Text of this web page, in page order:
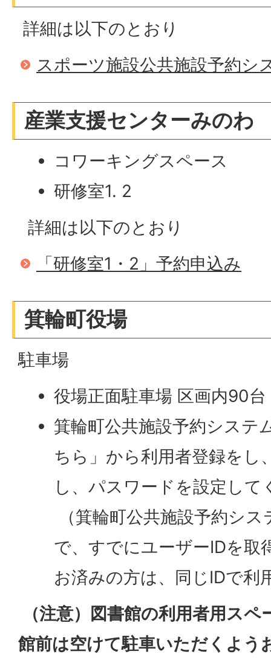
詳細は以下のとおり
スポーツ施設公共施設予約シ
産業支援センターみのわ
コワーキングスペース
研修室1. 2
詳細は以下のとおり
「研修室1・2」予約申込み
箕輪町役場
駐車場
役場正面駐車場 区画内90台
箕輪町公共施設予約システ
ちら」から利用者登録をし
し、パスワードを設定して
（箕輪町公共施設予約シ
で、すでにユーザーIDを取
お済みの方は、同じIDで利
（注意）図書館の利用者用ス
館前は空けて駐車いただくよう